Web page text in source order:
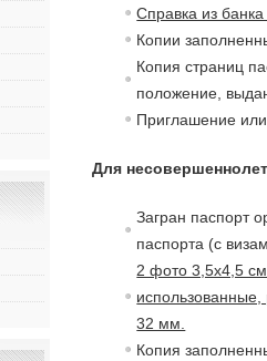
Справка из
Копии
Копия страниц
положение, в
Приглашение
Для
Загран паспорт
паспорта (с в
2 фото 3,5х4,5
32 мм.
Копия